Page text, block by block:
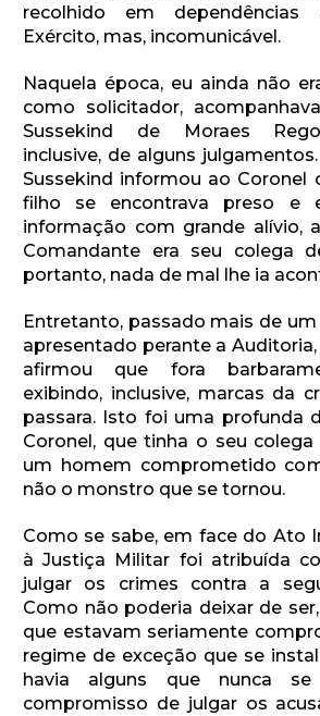
recolhido em
Exército, mas, incomunicável.
Naquela época, eu ainda não
como solicitador,
Sussekind de Moraes
inclusive, de alguns
Sussekind informou ao Coronel
filho se encontrava preso e
informação com grande alívio,
Comandante era seu colega
portanto, nada de mal lhe ia
Entretanto, passado mais de
apresentado perante a
afirmou que fora
exibindo, inclusive, marcas da
passara. Isto foi uma profunda
Coronel, que tinha o seu
um homem comprometido
não o monstro que se tornou.
Como se sabe, em face do Ato
à Justiça Militar foi atribuída
julgar os crimes contra a
Como não poderia deixar de
que estavam seriamente
regime de exceção que se
havia alguns que nunca
compromisso de julgar os